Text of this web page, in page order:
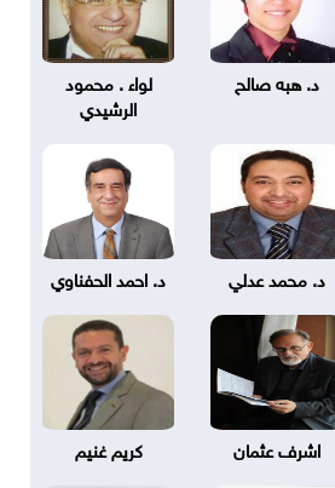
د. هبه صالح
لواء . محمود
الرشيدي
د. محمد عدلي د. احمد الحفناوي
اشرف عثمان كريم غنيم